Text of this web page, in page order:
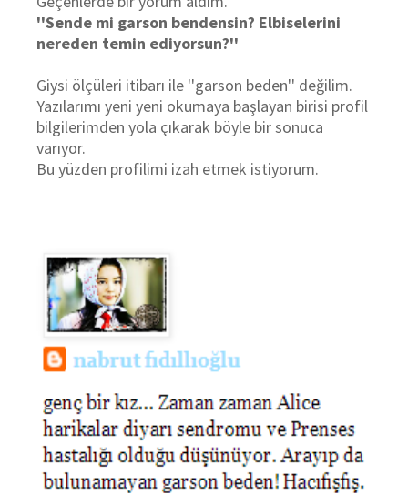
''Sende mi garson bendensin? Elbiselerini
nereden temin ediyorsun?''
Giysi ölçüleri itibarı ile ''garson beden'' değilim.
Yazılarımı yeni yeni okumaya başlayan birisi profil
bilgilerimden yola çıkarak böyle bir sonuca
varıyor.
Bu yüzden profilimi izah etmek istiyorum.